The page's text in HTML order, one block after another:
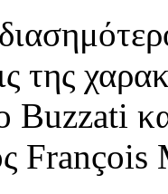
της
Buzzati